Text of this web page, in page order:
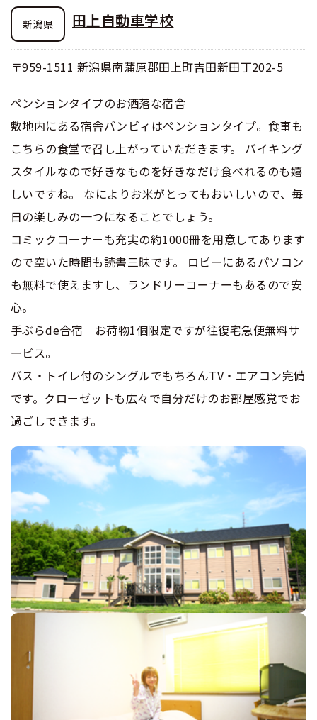
新潟県 田上自動車学校
〒959-1511 新潟県南蒲原郡田上町吉田新田丁202-5
ペンションタイプのお洒落な宿舎
敷地内にある宿舎バンビィはペンションタイプ。食事も
こちらの食堂で召し上がっていただきます。 バイキング
スタイルなので好きなものを好きなだけ食べれるのも嬉
しいですね。 なによりお米がとってもおいしいので、毎
日の楽しみの一つになることでしょう。
コミックコーナーも充実の約1000冊を用意してあります
ので空いた時間も読書三昧です。 ロビーにあるパソコン
も無料で使えますし、ランドリーコーナーもあるので安
心。
手ぶらde合宿 お荷物1個限定ですが往復宅急便無料サ
ービス。
バス・トイレ付のシングルでもちろんTV・エアコン完備
です。クローゼットも広々で自分だけのお部屋感覚でお
過ごしできます。